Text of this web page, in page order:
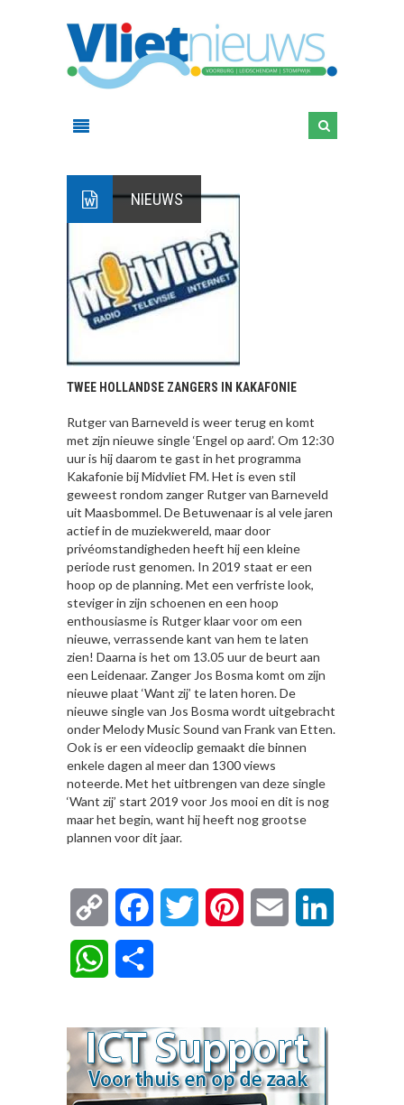
NIEUWS
TWEE HOLLANDSE ZANGERS IN KAKAFONIE
Rutger van Barneveld is weer terug en komt
met zijn nieuwe single ‘Engel op aard’. Om 12:30
uur is hij daarom te gast in het programma
Kakafonie bij Midvliet FM. Het is even stil
geweest rondom zanger Rutger van Barneveld
uit Maasbommel. De Betuwenaar is al vele jaren
actief in de muziekwereld, maar door
privéomstandigheden heeft hij een kleine
periode rust genomen. In 2019 staat er een
hoop op de planning. Met een verfriste look,
steviger in zijn schoenen en een hoop
enthousiasme is Rutger klaar voor om een
nieuwe, verrassende kant van hem te laten
zien! Daarna is het om 13.05 uur de beurt aan
een Leidenaar. Zanger Jos Bosma komt om zijn
nieuwe plaat ‘Want zij’ te laten horen. De
nieuwe single van Jos Bosma wordt uitgebracht
onder Melody Music Sound van Frank van Etten.
Ook is er een videoclip gemaakt die binnen
enkele dagen al meer dan 1300 views
noteerde. Met het uitbrengen van deze single
‘Want zij’ start 2019 voor Jos mooi en dit is nog
maar het begin, want hij heeft nog grootse
plannen voor dit jaar.
Copy
Link
FacebookTwitter Pinterest Email
WhatsApp